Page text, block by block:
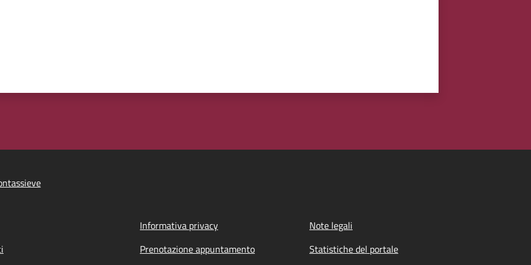
Informativa privacy
Note legali
Prenotazione appuntamento Statistiche del portale